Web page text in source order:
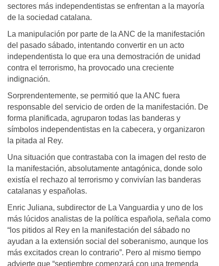
sectores más independentistas se enfrentan a la mayoría
de la sociedad catalana.
La manipulación por parte de la ANC de la manifestación
del pasado sábado, intentando convertir en un acto
independentista lo que era una demostración de unidad
contra el terrorismo, ha provocado una creciente
indignación.
Sorprendentemente, se permitió que la ANC fuera
responsable del servicio de orden de la manifestación. De
forma planificada, agruparon todas las banderas y
símbolos independentistas en la cabecera, y organizaron
la pitada al Rey.
Una situación que contrastaba con la imagen del resto de
la manifestación, absolutamente antagónica, donde solo
existía el rechazo al terrorismo y convivían las banderas
catalanas y españolas.
Enric Juliana, subdirector de La Vanguardia y uno de los
más lúcidos analistas de la política española, señala como
“los pitidos al Rey en la manifestación del sábado no
ayudan a la extensión social del soberanismo, aunque los
más excitados crean lo contrario”. Pero al mismo tiempo
advierte que “septiembre comenzará con una tremenda